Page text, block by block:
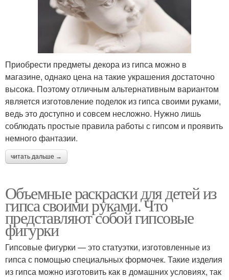
Приобрести предметы декора из гипса можно в
магазине, однако цена на такие украшения достаточно
высока. Поэтому отличным альтернативным вариантом
является изготовление поделок из гипса своими руками,
ведь это доступно и совсем несложно. Нужно лишь
соблюдать простые правила работы с гипсом и проявить
немного фантазии.
читать дальше →
Объемные раскраски для детей из
гипса своими руками. Что
представляют собой гипсовые
фигурки
Гипсовые фигурки — это статуэтки, изготовленные из
гипса с помощью специальных формочек. Такие изделия
из гипса можно изготовить как в домашних условиях, так